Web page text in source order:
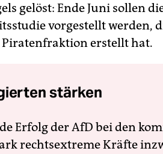
gelöst: Ende Juni sollen
vorgestellt werden,
erstellt hat.
stärken
Erfolg der AfD bei den
rechtsextreme Kräfte